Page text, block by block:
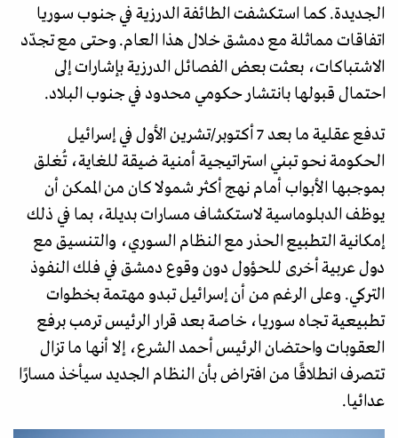
الجديدة. كما استكشفت الطائفة الدرزية في جنوب سوريا
اتفاقات مماثلة مع دمشق خلال هذا العام. وحتى مع تجدّد
الاشتباكات، بعثت بعض الفصائل الدرزية بإشارات إلى
احتمال قبولها بانتشار حكومي محدود في جنوب البلاد.
تدفع عقلية ما بعد 7 أكتوبر/تشرين الأول في إسرائيل
الحكومة نحو تبني استراتيجية أمنية ضيقة للغاية، تُغلق
بموجبها الأبواب أمام نهج أكثر شمولا كان من الممكن أن
يوظف الدبلوماسية لاستكشاف مسارات بديلة، بما في ذلك
إمكانية التطبيع الحذر مع النظام السوري، والتنسيق مع
دول عربية أخرى للحؤول دون وقوع دمشق في فلك النفوذ
التركي. وعلى الرغم من أن إسرائيل تبدو مهتمة بخطوات
تطبيعية تجاه سوريا، خاصة بعد قرار الرئيس ترمب برفع
العقوبات واحتضان الرئيس أحمد الشرع، إلا أنها ما تزال
تتصرف انطلاقًا من افتراض بأن النظام الجديد سيأخذ مسارًا
عدائيا.